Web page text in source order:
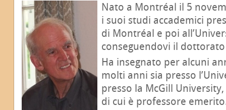
Nato a Montréal il 5
i suoi studi accademici
di Montréal e poi
conseguendovi il
Ha insegnato per alcuni
molti anni sia presso
presso la McGill
di cui è professore